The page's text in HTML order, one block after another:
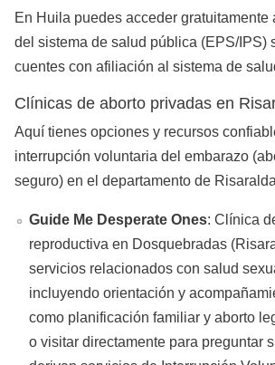
En Huila puedes acceder gratuitamente
del sistema de salud pública (EPS/IPS)
cuentes con afiliación al sistema de
Clínicas de aborto privadas en
Aquí tienes opciones y recursos
interrupción voluntaria del embarazo
seguro) en el departamento de
Guide Me Desperate Ones: Clínica
reproductiva en Dosquebradas
servicios relacionados con salud
incluyendo orientación y
como planificación familiar y aborto
o visitar directamente para preguntar